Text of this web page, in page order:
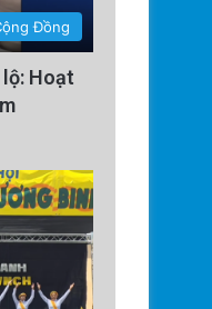
Đồng
lộ: Hoạt